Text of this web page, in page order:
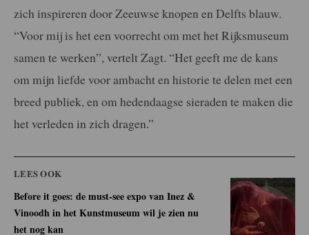
zich inspireren door Zeeuwse knopen en Delfts blauw.
“Voor mij is het een voorrecht om met het Rijksmuseum
samen te werken”, vertelt Zagt. “Het geeft me de kans
om mijn liefde voor ambacht en historie te delen met een
breed publiek, en om hedendaagse sieraden te maken die
het verleden in zich dragen.”
LEES OOK
Before it goes: de must-see expo van Inez &
Vinoodh in het Kunstmuseum wil je zien nu
het nog kan